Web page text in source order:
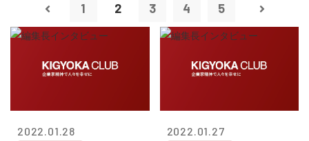
1 2 3 4 5
2022.01.28 2022.01.27